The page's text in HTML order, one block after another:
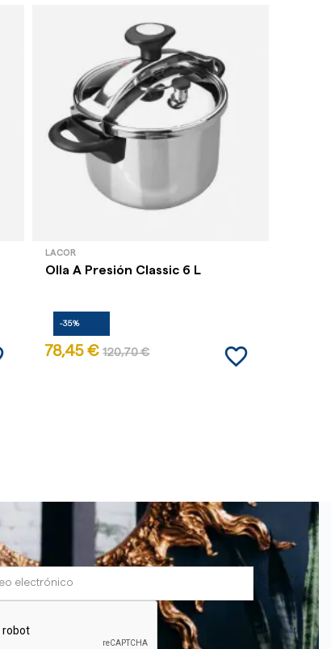
LACOR
Olla A Presión Classic 6 L
-35%
78,45 € 120,70 € favorite_border